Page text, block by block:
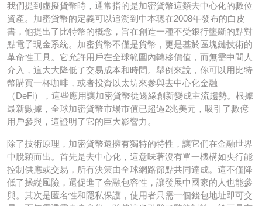
我們提到虛擬貨幣時，通常指的是加密貨幣這類去中心化的數位
資產。加密貨幣的定義可以追溯到中本聰在2008年發布的白皮
書，他提出了比特幣的概念，旨在創造一種不受銀行壟斷的點對
點電子現金系統。加密貨幣不僅是貨幣，更是基於區塊鏈技術的
革命性工具。它允許用戶在全球範圍內轉移價值，而無需中間人
介入，這大大降低了交易成本和時間。舉例來說，你可以用比特
幣購買一杯咖啡，或者投資以太坊來參與去中心化金融
（DeFi），這些應用讓加密貨幣從邊緣創新變成主流趨勢。根據
最新數據，全球加密貨幣市場市值已超過2兆美元，吸引了數億
用戶參與，這證明了它的巨大影響力。
除了技術原理，加密貨幣還擁有獨特的特性，讓它們在金融世界
中脫穎而出。首先是去中心化，這意味著沒有單一機構如央行能
控制供應或交易，所有決策由全球網路節點共同達成。這不僅降
低了操縱風險，還促進了金融包容性，讓發展中國家的人也能參
與。其次是匿名性和隱私保護，使用者只需一個錢包地址即可交